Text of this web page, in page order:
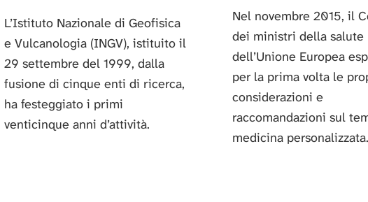
L’Istituto Nazionale di Geofisica
e Vulcanologia (INGV), istituito il
29 settembre del 1999, dalla
fusione di cinque enti di ricerca,
ha festeggiato i primi
venticinque anni d’attività.
Nel novembre 2015, il
dei ministri della salute
dell’Unione Europea
per la prima volta le
considerazioni e
raccomandazioni sul
medicina personalizzata.